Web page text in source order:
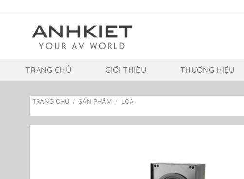
TRANG CHỦ GIỚI THIỆU THƯƠNG HIỆU
TRANG CHỦ / SẢN PHẨM / LOA